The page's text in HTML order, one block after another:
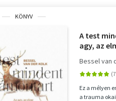
KÖNYV
A test
agy, az
Bessel van
Ez a mélyen
a trauma